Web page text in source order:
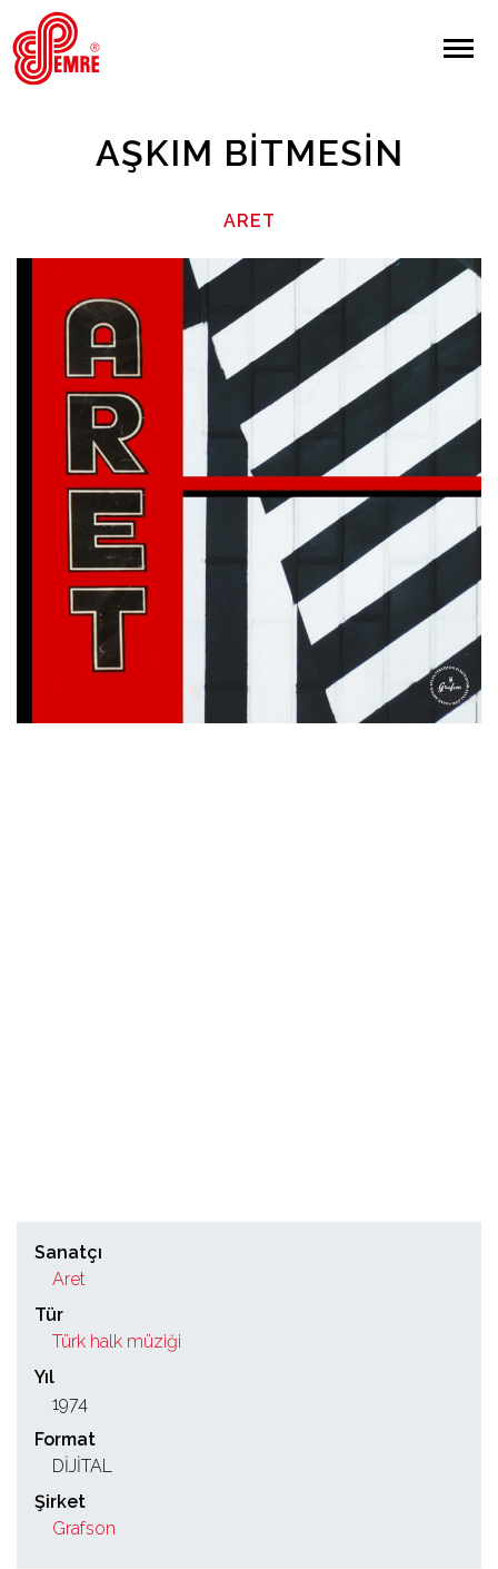
EMRE PLAK
ARAMA
Anasayfa
Hakkımızda
Sanatçılar
Albümler
AŞKIM BITMESIN
ARET
Sanatçı
Aret
Tür
Türk halk müziği
Yıl
1974
Format
DİJİTAL
Şirket
Grafson